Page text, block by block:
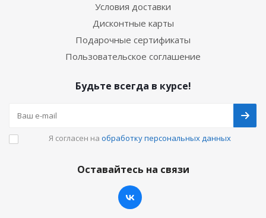
Условия доставки
Дисконтные карты
Подарочные сертификаты
Пользовательское соглашение
Будьте всегда в курсе!
Я согласен на обработку персональных данных
Оставайтесь на связи